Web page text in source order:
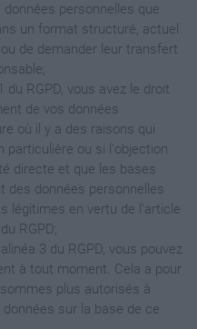
personnelles que
un format structuré, actuel
de demander leur transfert
RGPD, vous avez le droit
de vos données
où il y a des raisons qui
particulière ou si l'objection
directe et que les bases
des données personnelles
légitimes en vertu de l'article
RGPD;
3 du RGPD, vous pouvez
à tout moment. Cela a pour
plus autorisés à
sur la base de ce